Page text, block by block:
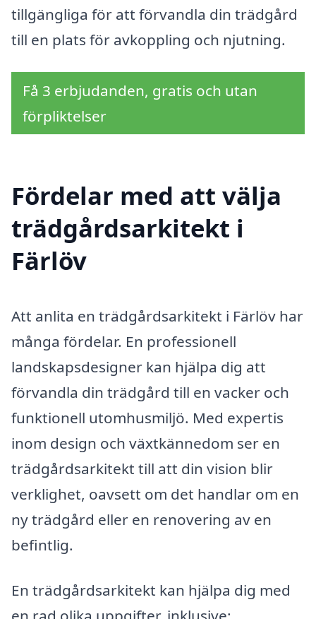
tillgängliga för att förvandla din trädgård
till en plats för avkoppling och njutning.
Få 3 erbjudanden, gratis och utan
förpliktelser
Fördelar med att välja
trädgårdsarkitekt i
Färlöv
Att anlita en trädgårdsarkitekt i Färlöv har
många fördelar. En professionell
landskapsdesigner kan hjälpa dig att
förvandla din trädgård till en vacker och
funktionell utomhusmiljö. Med expertis
inom design och växtkännedom ser en
trädgårdsarkitekt till att din vision blir
verklighet, oavsett om det handlar om en
ny trädgård eller en renovering av en
befintlig.
En trädgårdsarkitekt kan hjälpa dig med